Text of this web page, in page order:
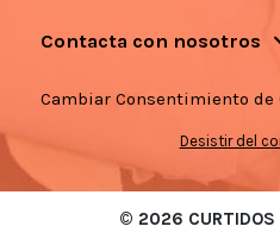
Contacta con nosotros
Cambiar Consentimiento de
Desistir del
© 2026 CURTIDOS